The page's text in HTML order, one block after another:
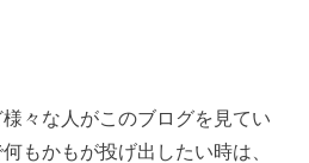
々な人がこのブログを見てい
もかもが投げ出したい時は、